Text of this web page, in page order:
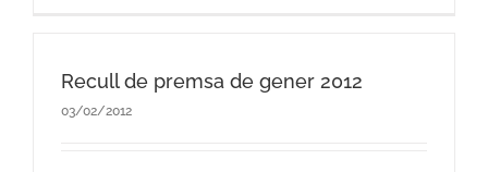
Recull de premsa de gener 2012
03/02/2012